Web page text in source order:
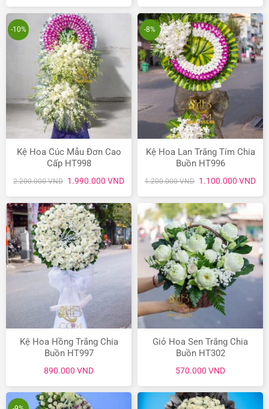
-10%
Kệ Hoa Cúc Mẫu Đơn Cao
Cấp HT998
2.200.000VND Giá
là:
2.200.000 VND.
1.990.000 VNDGiá
tại
là:
1.990.000 VND.
-8%
Kệ Hoa Lan Trắng Tím Chia
Buồn HT996
1.200.000VND Giá
là:
1.200.000 VND.
1.100.000 VNDGiá
tại
Kệ Hoa Hồng Trắng Chia
Buồn HT997
890.000 VND
Giỏ Hoa Sen Trắng Chia
Buồn HT302
570.000 VND